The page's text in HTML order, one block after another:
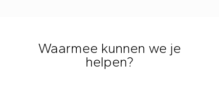
Waarmee kunnen we je
helpen?